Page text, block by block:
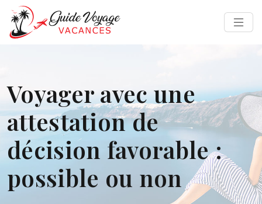
Voyager avec une
attestation de
décision favorable :
possible ou non